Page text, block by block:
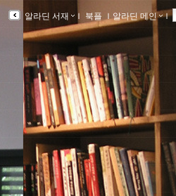
알라딘 서재 ｌ 북플 ｌ알라딘 메인 ｌ